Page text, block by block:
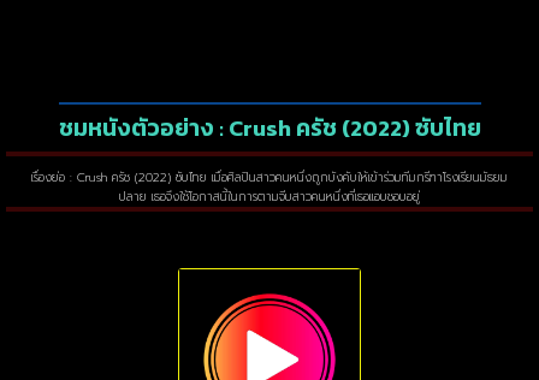
ชมหนังตัวอย่าง : Crush ครัช (2022) ซับไทย
เรื่องย่อ : Crush ครัช (2022) ซับไทย เมื่อศิลปินสาวคนหนึ่งถูกบังคับให้เข้าร่วมทีมกรีฑาโรงเรียนมัธยม
ปลาย เธอจึงใช้โอกาสนี้ในการตามจีบสาวคนหนึ่งที่เธอแอบชอบอยู่